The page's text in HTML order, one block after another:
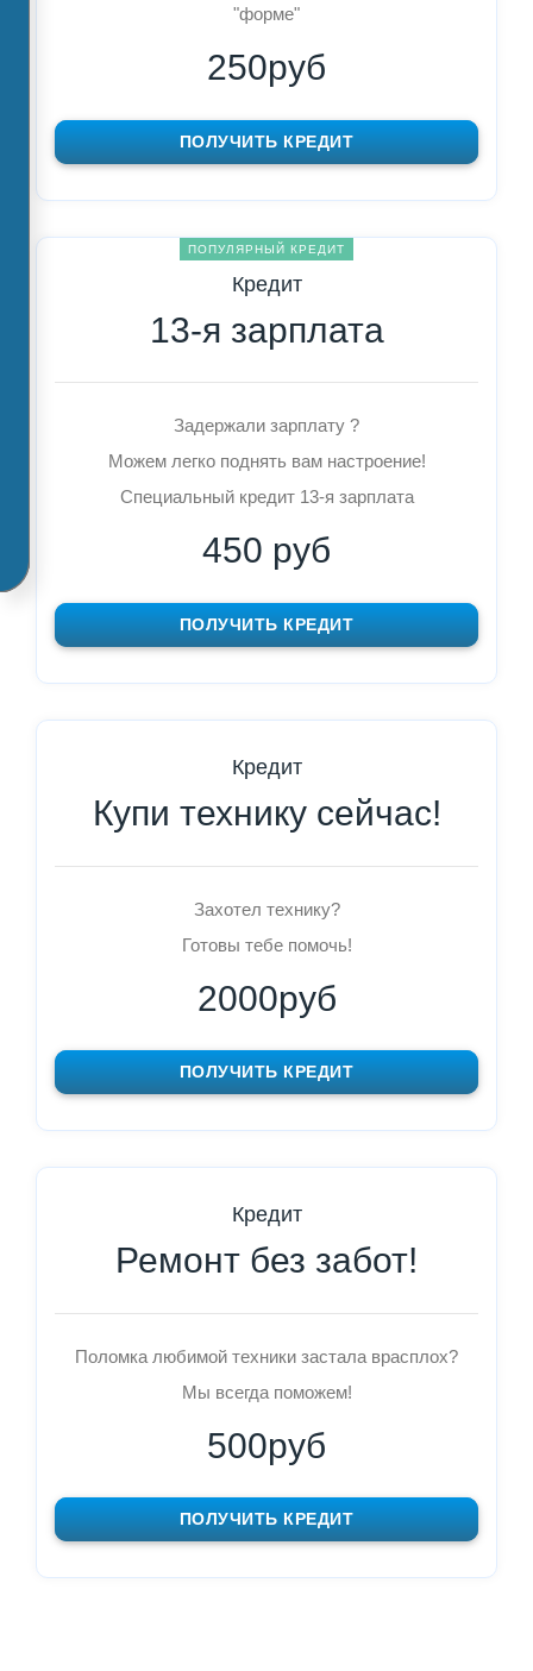
"форме"
250руб
ПОЛУЧИТЬ КРЕДИТ
ПОПУЛЯРНЫЙ КРЕДИТ
Кредит
13-я зарплата
Задержали зарплату ?
Можем легко поднять вам настроение!
Специальный кредит 13-я зарплата
450 руб
ПОЛУЧИТЬ КРЕДИТ
Кредит
Купи технику сейчас!
Захотел технику?
Готовы тебе помочь!
2000руб
ПОЛУЧИТЬ КРЕДИТ
Кредит
Ремонт без забот!
Поломка любимой техники застала врасплох?
Мы всегда поможем!
500руб
ПОЛУЧИТЬ КРЕДИТ